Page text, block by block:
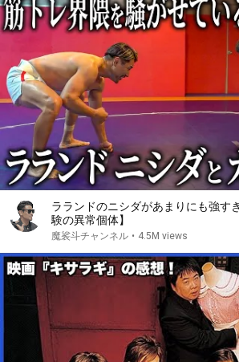
ラランドのニシダがあまりにも強す
験の異常個体】
魔裟斗チャンネル • 4.5M views